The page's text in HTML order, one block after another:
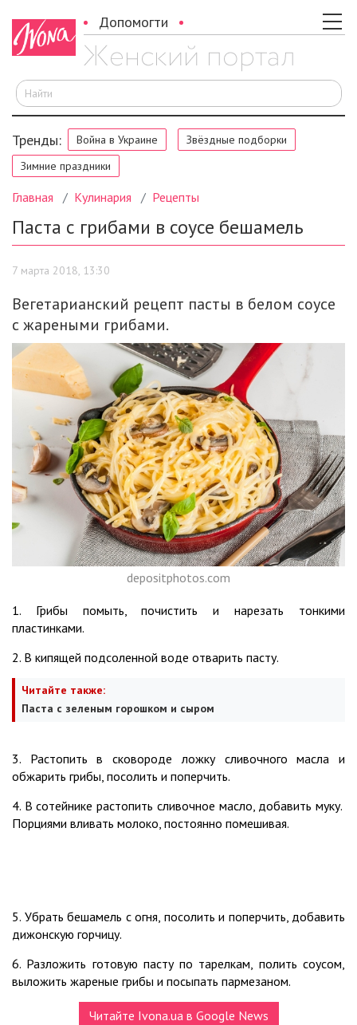
Допомогти
Тренды: Война в Украине
Звёздные подборки
Зимние праздники
Главная Кулинария Рецепты
Паста с грибами в соусе бешамель
7 марта 2018, 13:30
Вегетарианский рецепт пасты в белом соусе
с жареными грибами.
depositphotos.com
1. Грибы помыть, почистить и нарезать тонкими
пластинками.
2. В кипящей подсоленной воде отварить пасту.
Читайте также:
Паста с зеленым горошком и сыром
3. Растопить в сковороде ложку сливочного масла и
обжарить грибы, посолить и поперчить.
4. В сотейнике растопить сливочное масло, добавить муку.
Порциями вливать молоко, постоянно помешивая.
5. Убрать бешамель с огня, посолить и поперчить, добавить
дижонскую горчицу.
6. Разложить готовую пасту по тарелкам, полить соусом,
выложить жареные грибы и посыпать пармезаном.
Читайте Ivona.ua в Google News